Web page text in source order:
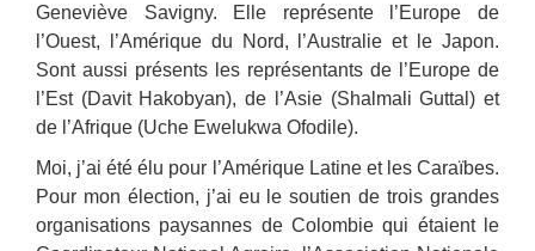
Geneviève Savigny. Elle représente l’Europe de
l’Ouest, l’Amérique du Nord, l’Australie et le Japon.
Sont aussi présents les représentants de l’Europe de
l’Est (Davit Hakobyan), de l’Asie (Shalmali Guttal) et
de l’Afrique (Uche Ewelukwa Ofodile).
Moi, j’ai été élu pour l’Amérique Latine et les Caraïbes.
Pour mon élection, j’ai eu le soutien de trois grandes
organisations paysannes de Colombie qui étaient le